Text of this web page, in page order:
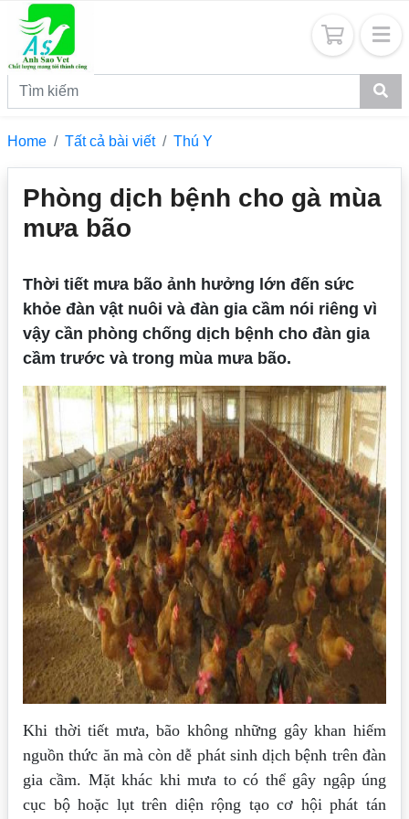
Home Tất cả bài viết Thú Y
Phòng dịch bệnh cho gà mùa
mưa bão
Thời tiết mưa bão ảnh hưởng lớn đến sức
khỏe đàn vật nuôi và đàn gia cầm nói riêng vì
vậy cần phòng chống dịch bệnh cho đàn gia
cầm trước và trong mùa mưa bão.
Khi thời tiết mưa, bão không những gây khan hiếm
nguồn thức ăn mà còn dễ phát sinh dịch bệnh trên đàn
gia cầm. Mặt khác khi mưa to có thể gây ngập úng
cục bộ hoặc lụt trên diện rộng tạo cơ hội phát tán